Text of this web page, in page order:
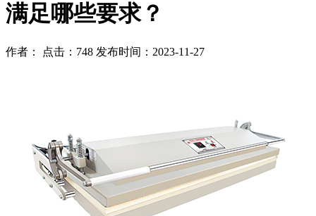
满足哪些要求？
作者： 点击：748 发布时间：2023-11-27